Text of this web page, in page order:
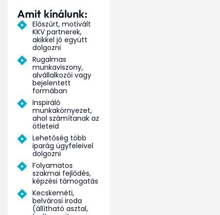
Amit kínálunk:
Előszűrt, motivált
KKV partnerek,
akikkel jó együtt
dolgozni
Rugalmas
munkaviszony,
alvállalkozói vagy
bejelentett
formában
Inspiráló
munkakörnyezet,
ahol számítanak az
ötleteid
Lehetőség több
iparág ügyfeleivel
dolgozni
Folyamatos
szakmai fejlődés,
képzési támogatás
Kecskeméti,
belvárosi iroda
(állítható asztal,